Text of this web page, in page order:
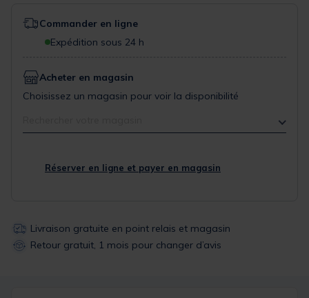
Commander en ligne
Expédition sous 24 h
Acheter en magasin
Choisissez un magasin pour voir la disponibilité
Réserver en ligne et payer en magasin
Livraison gratuite en point relais et magasin
Retour gratuit, 1 mois pour changer d’avis